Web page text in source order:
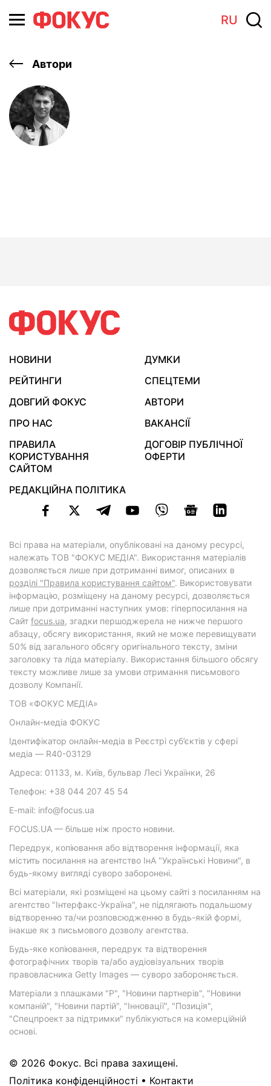
RU
Автори
НОВИНИ
ДУМКИ
РЕЙТИНГИ
СПЕЦТЕМИ
ДОВГИЙ ФОКУС
АВТОРИ
ПРО НАС
ВАКАНСІЇ
ПРАВИЛА
КОРИСТУВАННЯ
САЙТОМ
ДОГОВІР ПУБЛІЧНОЇ
ОФЕРТИ
РЕДАКЦІЙНА ПОЛІТИКА
Всі права на матеріали, опубліковані на даному ресурсі,
належать ТОВ "ФОКУС МЕДІА". Використання матеріалів
дозволяється лише при дотриманні вимог, описаних в
розділі "Правила користування сайтом". Використовувати
інформацію, розміщену на даному ресурсі, дозволяється
лише при дотриманні наступних умов: гіперпосилання на
Cайт focus.ua, згадки першоджерела не нижче першого
абзацу, обсягу використання, який не може перевищувати
50% від загального обсягу оригінального тексту, зміни
заголовку та ліда матеріалу. Використання більшого обсягу
тексту можливе лише за умови отримання письмового
дозволу Компанії.
ТОВ «ФОКУС МЕДІА»
Онлайн-медіа ФОКУС
Ідентифікатор онлайн-медіа в Реєстрі суб’єктів у сфері
медіа — R40-03129
Адреса: 01133, м. Київ, бульвар Лесі Українки, 26
Телефон: +38 044 207 45 54
E-mail: info@focus.ua
FOCUS.UA — більше ніж просто новини.
Передрук, копіювання або відтворення інформації, яка
містить посилання на агентство ІнА "Українські Новини", в
будь-якому вигляді суворо заборонені.
Всі матеріали, які розміщені на цьому сайті з посиланням на
агентство "Інтерфакс-Україна", не підлягають подальшому
відтворенню та/чи розповсюдженню в будь-якій формі,
інакше як з письмового дозволу агентства.
Будь-яке копіювання, передрук та відтворення
фотографічних творів та/або аудіовізуальних творів
правовласника Getty Images — суворо забороняється.
Матеріали з плашками "Р", "Новини партнерів", "Новини
компаній", "Новини партій", "Інновації", "Позиція",
"Спецпроект за підтримки" публікуються на комерційній
основі.
© 2026 Фокус. Всі права захищені.
Політика конфіденційності • Контакти